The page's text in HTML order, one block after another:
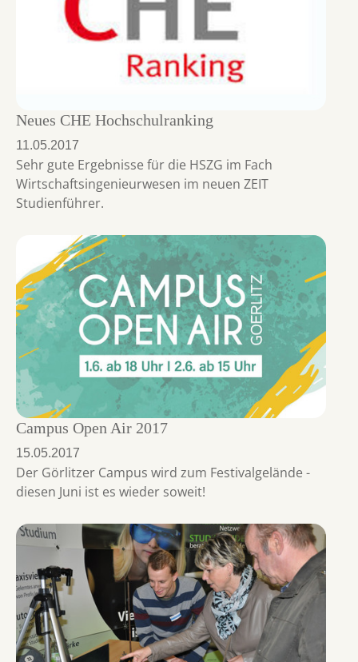
Neues CHE Hochschulranking
11.05.2017
Sehr gute Ergebnisse für die HSZG im Fach
Wirtschaftsingenieurwesen im neuen ZEIT
Studienführer.
Campus Open Air 2017
15.05.2017
Der Görlitzer Campus wird zum Festivalgelände -
diesen Juni ist es wieder soweit!